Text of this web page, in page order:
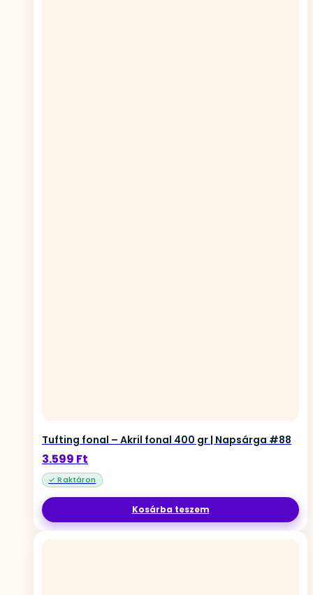
Tufting fonal – Akril fonal 400 gr | Napsárga #88
3.599 Ft
Kosárba teszem